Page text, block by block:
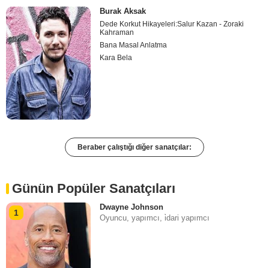
Burak Aksak
Dede Korkut Hikayeleri:Salur Kazan - Zoraki
Kahraman
Bana Masal Anlatma
Kara Bela
Beraber çalıştığı diğer sanatçılar:
Günün Popüler Sanatçıları
1
Dwayne Johnson
Oyuncu, yapımcı, i̇dari yapımcı